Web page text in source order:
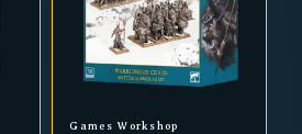
Anbieter:
Games Workshop